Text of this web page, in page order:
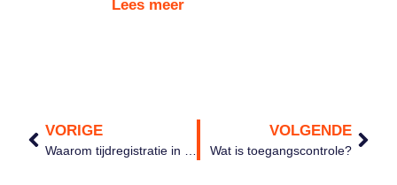
Lees meer
VORIGE VOLGENDE
Wat is toegangscontrole?